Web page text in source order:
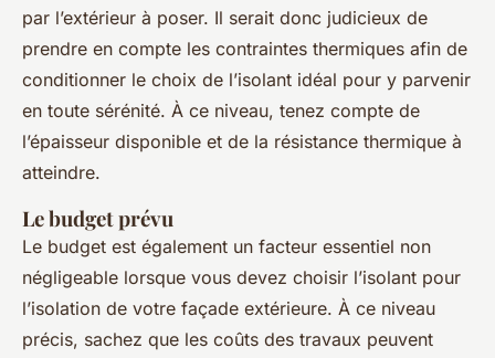
par l’extérieur à poser. Il serait donc judicieux de
prendre en compte les contraintes thermiques afin de
conditionner le choix de l’isolant idéal pour y parvenir
en toute sérénité. À ce niveau, tenez compte de
l’épaisseur disponible et de la résistance thermique à
atteindre.
Le budget prévu
Le budget est également un facteur essentiel non
négligeable lorsque vous devez choisir l’isolant pour
l’isolation de votre façade extérieure. À ce niveau
précis, sachez que les coûts des travaux peuvent